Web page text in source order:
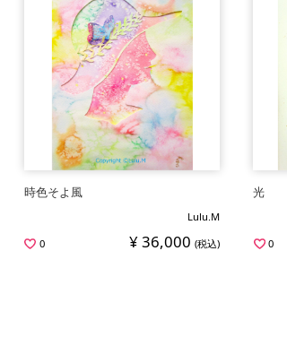
時色そよ風
Lulu.M
0
¥ 36,000(税込)
光
0